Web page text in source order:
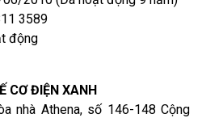
3589
động
CƠ ĐIỆN XANH
nhà Athena, số 146-148 Cộng